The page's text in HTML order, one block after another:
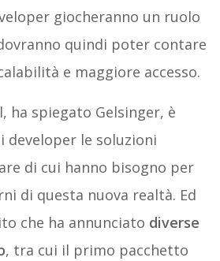
giocheranno un ruolo
quindi poter contare
e maggiore accesso.
ha spiegato Gelsinger, è
developer le soluzioni
di cui hanno bisogno per
di questa nuova realtà. Ed
che ha annunciato diverse
, tra cui il primo pacchetto